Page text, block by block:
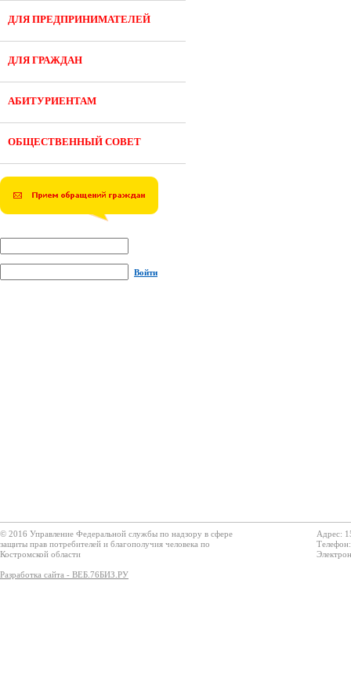
ДЛЯ ПРЕДПРИНИМАТЕЛЕЙ
ДЛЯ ГРАЖДАН
АБИТУРИЕНТАМ
ОБЩЕСТВЕННЫЙ СОВЕТ
Войти
© 2016 Управление Федеральной службы по надзору в сфере
защиты прав потребителей и благополучия человека по
Костромской области
Разработка сайта - ВЕБ.76БИЗ.РУ
Адрес: